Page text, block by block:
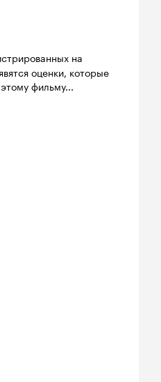
на
оценки, которые
фильму...